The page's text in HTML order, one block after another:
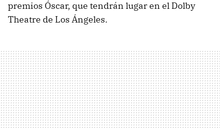
premios Óscar, que tendrán lugar en el Dolby
Theatre de Los Ángeles.